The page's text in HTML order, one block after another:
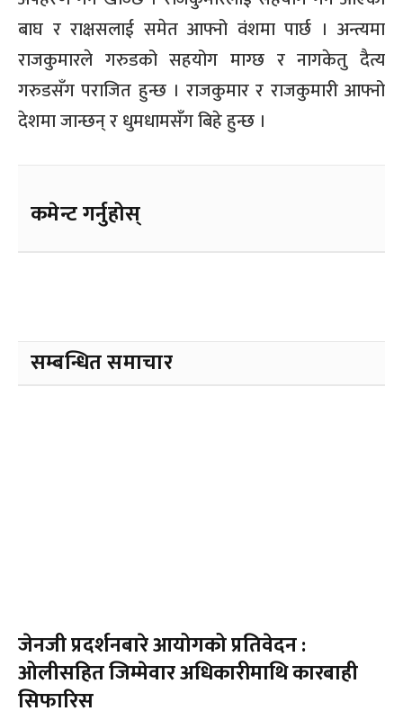
बाघ र राक्षसलाई समेत आफ्नो वंशमा पार्छ । अन्त्यमा
राजकुमारले गरुडको सहयोग माग्छ र नागकेतु दैत्य
गरुडसँग पराजित हुन्छ । राजकुमार र राजकुमारी आफ्नो
देशमा जान्छन् र धुमधामसंँग बिहे हुन्छ ।
कमेन्ट गर्नुहोस्
सम्बन्धित समाचार
जेनजी प्रदर्शनबारे आयोगको प्रतिवेदन :
ओलीसहित जिम्मेवार अधिकारीमाथि कारबाही
सिफारिस